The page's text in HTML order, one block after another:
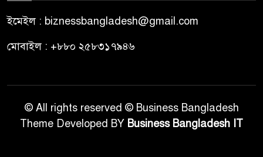
ইমেইল : biznessbangladesh@gmail.com
মোবাইল : +৮৮০ ২৫৮৩১৭৯৪৬
© All rights reserved © Business Bangladesh
Theme Developed BY Business Bangladesh IT